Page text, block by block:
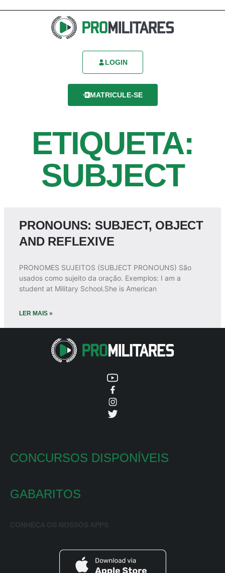
LOGIN
MATRICULE-SE
ETIQUETA:
SUBJECT
PRONOUNS: SUBJECT, OBJECT
AND REFLEXIVE
PRONOMES SUJEITOS (SUBJECT PRONOUNS) São
usados como sujeito da oração. Exemplos: I am a
student at Military School.She is American
LER MAIS »
CONCURSOS DISPONÍVEIS
GABARITOS
CONHEÇA OS NOSSOS APPS